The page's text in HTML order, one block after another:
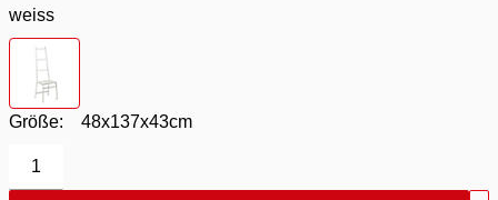
weiss
Farbton
Größe: 48x137x43cm
1